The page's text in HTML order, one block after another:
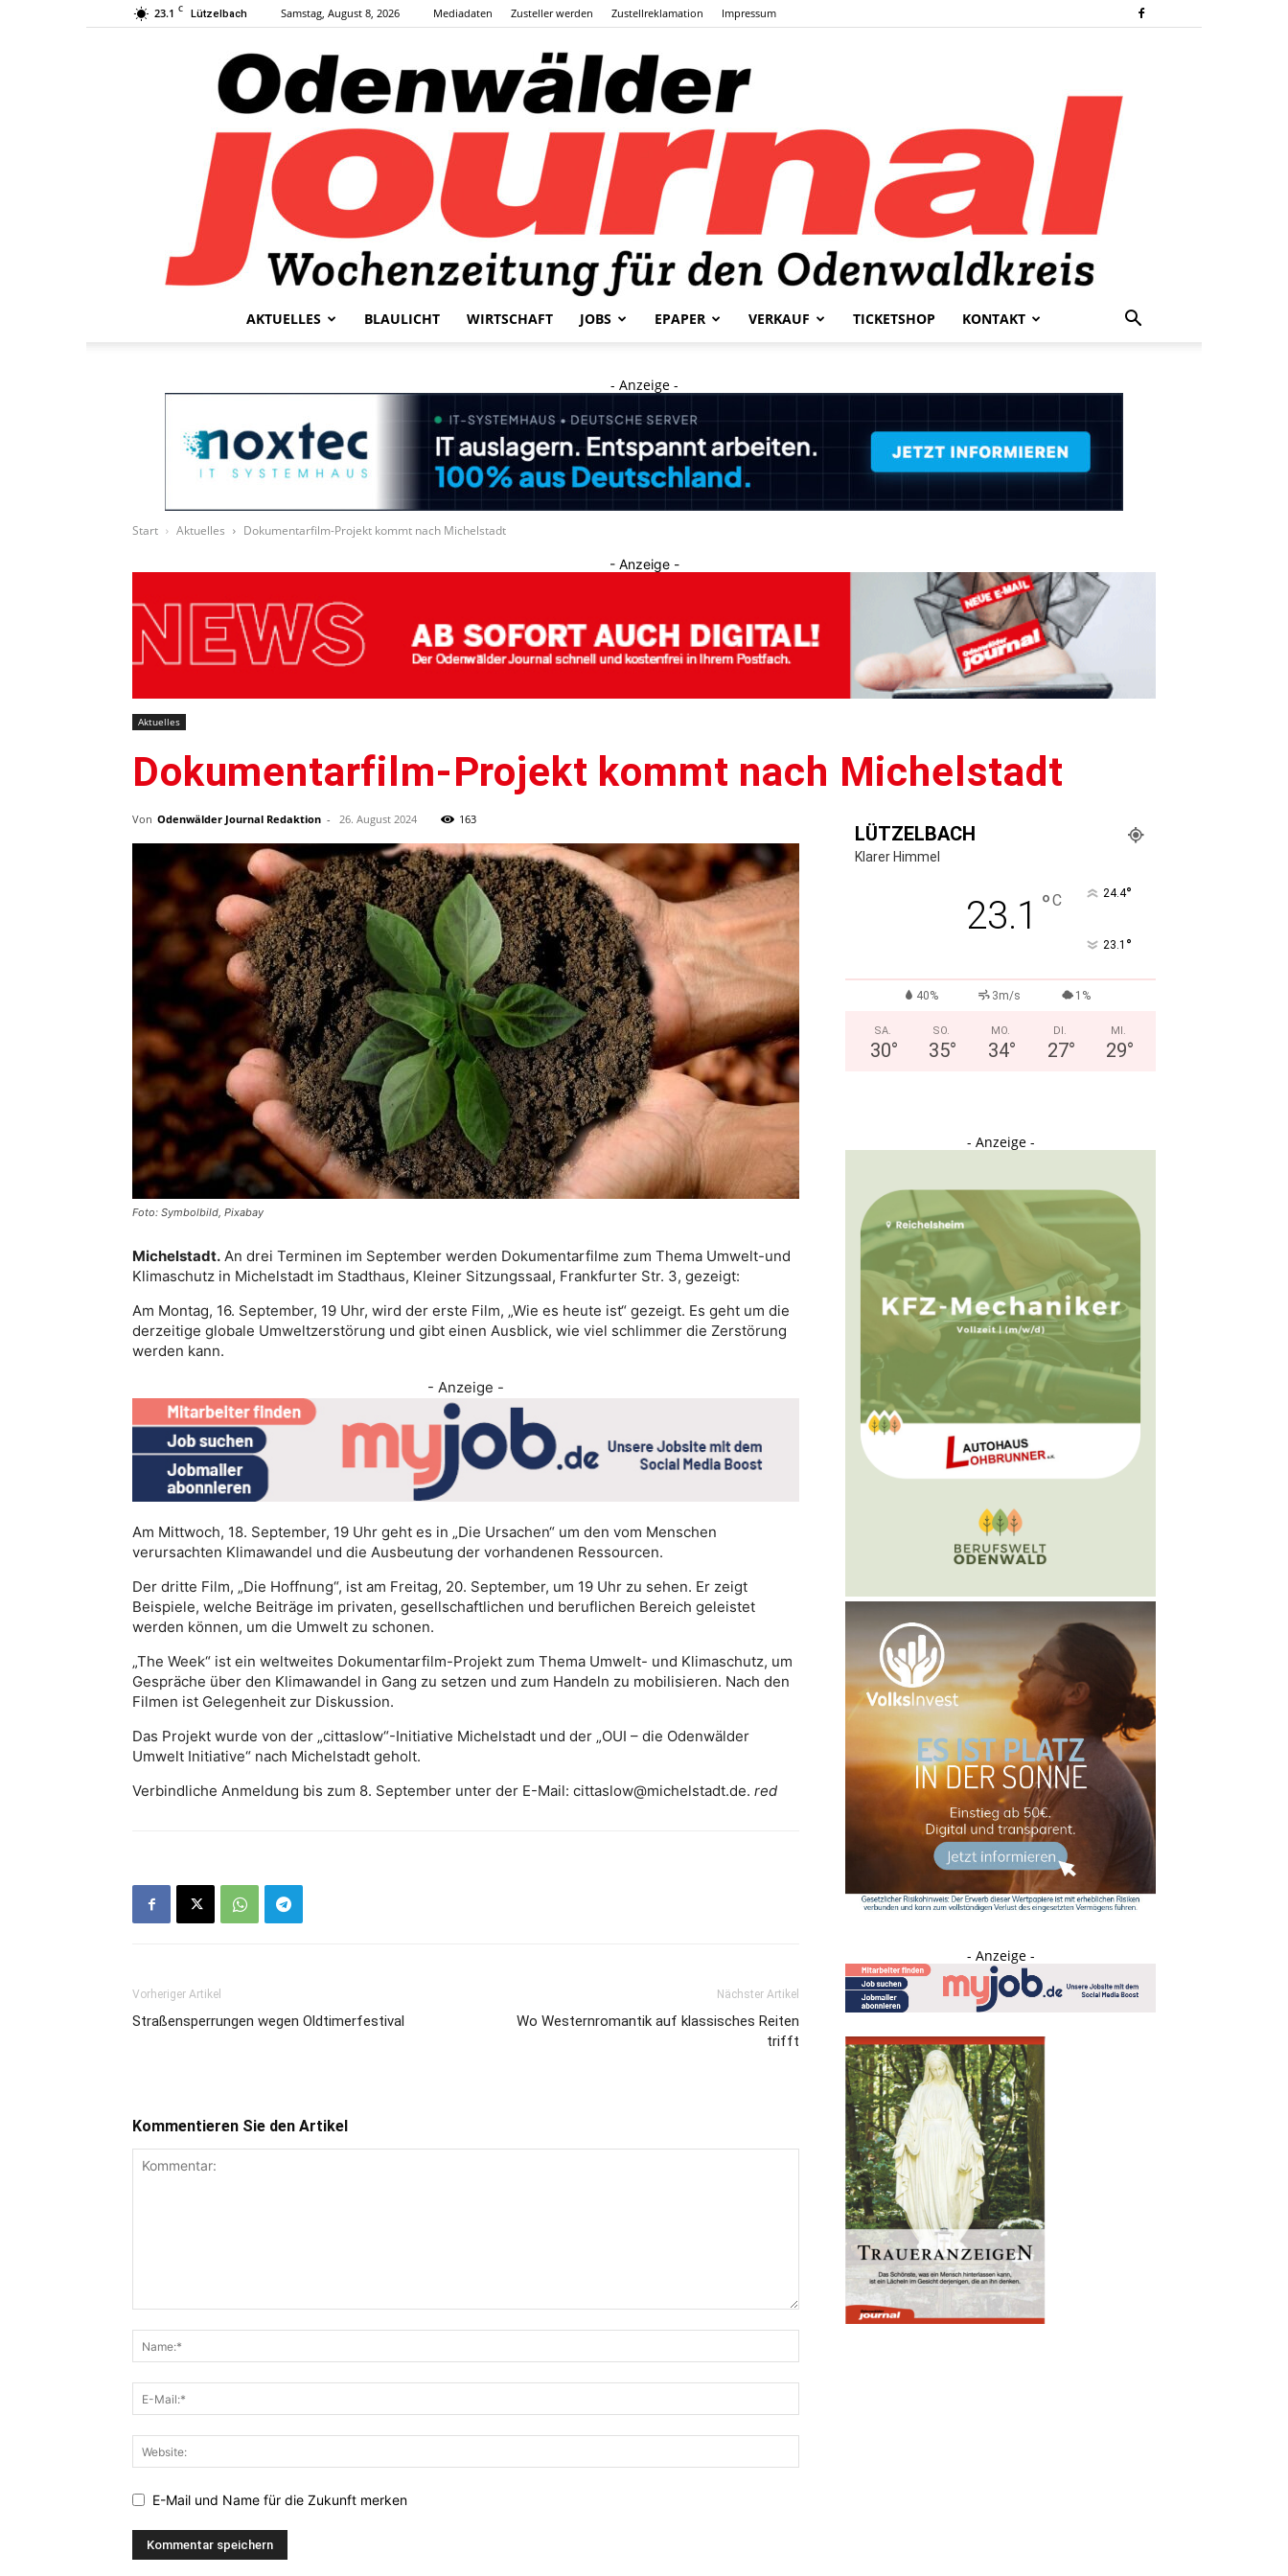
23.1 C Lützelbach Samstag, August 8, 2026 Mediadaten Zusteller werden Zustellreklamation Impressum
Journal
AKTUELLES BLAULICHT WIRTSCHAFT JOBS EPAPER VERKAUF TICKETSHOP KONTAKT
- Anzeige -
Start Aktuelles Dokumentarfilm-Projekt kommt nach Michelstadt
- Anzeige -
Aktuelles
Dokumentarfilm-Projekt kommt nach Michelstadt
Von Odenwälder Journal Redaktion - 26. August 2024 163
Foto: Symbolbild, Pixabay
Michelstadt. An drei Terminen im September werden Dokumentarfilme zum Thema Umwelt-und
Klimaschutz in Michelstadt im Stadthaus, Kleiner Sitzungssaal, Frankfurter Str. 3, gezeigt:
Am Montag, 16. September, 19 Uhr, wird der erste Film, „Wie es heute ist“ gezeigt. Es geht um die
derzeitige globale Umweltzerstörung und gibt einen Ausblick, wie viel schlimmer die Zerstörung
werden kann.
- Anzeige -
Am Mittwoch, 18. September, 19 Uhr geht es in „Die Ursachen“ um den vom Menschen
verursachten Klimawandel und die Ausbeutung der vorhandenen Ressourcen.
Der dritte Film, „Die Hoffnung“, ist am Freitag, 20. September, um 19 Uhr zu sehen. Er zeigt
Beispiele, welche Beiträge im privaten, gesellschaftlichen und beruflichen Bereich geleistet
werden können, um die Umwelt zu schonen.
„The Week“ ist ein weltweites Dokumentarfilm-Projekt zum Thema Umwelt- und Klimaschutz, um
Gespräche über den Klimawandel in Gang zu setzen und zum Handeln zu mobilisieren. Nach den
Filmen ist Gelegenheit zur Diskussion.
Das Projekt wurde von der „cittaslow“-Initiative Michelstadt und der „OUI – die Odenwälder
Umwelt Initiative“ nach Michelstadt geholt.
Verbindliche Anmeldung bis zum 8. September unter der E-Mail: cittaslow@michelstadt.de. red
Vorheriger Artikel
Straßensperrungen wegen Oldtimerfestival
Nächster Artikel
Wo Westernromantik auf klassisches Reiten
trifft
Kommentieren Sie den Artikel
E-Mail und Name für die Zukunft merken
LÜTZELBACH
Klarer Himmel
23.1 °C 24.4°
23.1 °
40% 3m/s 1%
SA.
30°
SO.
35°
MO.
34°
DI.
27°
MI.
29°
- Anzeige -
- Anzeige -